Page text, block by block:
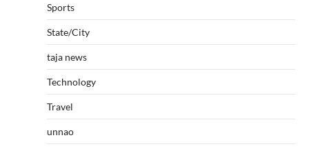
Sports
State/City
taja news
Technology
Travel
unnao